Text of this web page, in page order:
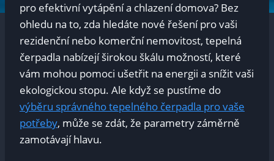
pro efektivní vytápění a chlazení domova? Bez
ohledu na to, zda hledáte nové řešení pro vaši
rezidenční nebo komerční nemovitost, tepelná
čerpadla nabízejí širokou škálu možností, které
vám mohou pomoci ušetřit na energii a snížit vaši
ekologickou stopu. Ale když se pustíme do
výběru správného tepelného čerpadla pro vaše
potřeby, může se zdát, že parametry záměrně
zamotávají hlavu.